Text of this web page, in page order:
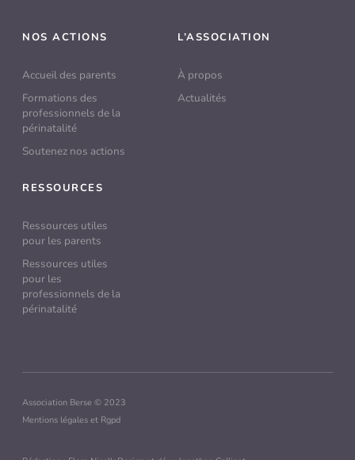
NOS ACTIONS
Accueil des parents
Formations des
professionnels de la
périnatalité
Soutenez nos actions
L’ASSOCIATION
À propos
Actualités
RESSOURCES
Ressources utiles
pour les parents
Ressources utiles
pour les
professionnels de la
périnatalité
Association Berse © 2023
Mentions légales et Rgpd